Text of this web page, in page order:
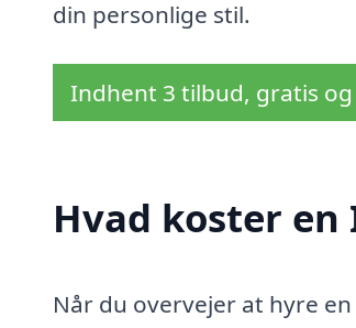
din personlige stil.
Indhent 3 tilbud, gratis
Hvad koster
Når du overvejer at hyre